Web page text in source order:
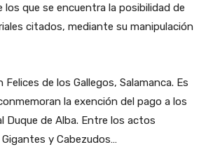
que se encuentra la posibilidad de
citados, mediante su manipulación
de los Gallegos, Salamanca. Es
la exención del pago a los
Duque de Alba. Entre los actos
y Cabezudos…